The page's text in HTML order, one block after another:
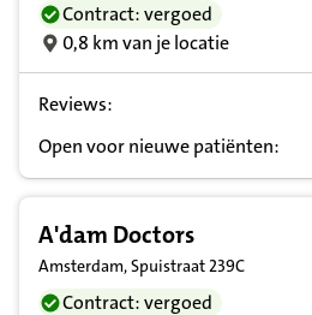
Contract: vergoed
0,8 km van je locatie
Reviews:
Open voor nieuwe patiënten:
A'dam Doctors
Amsterdam, Spuistraat 239C
Contract: vergoed